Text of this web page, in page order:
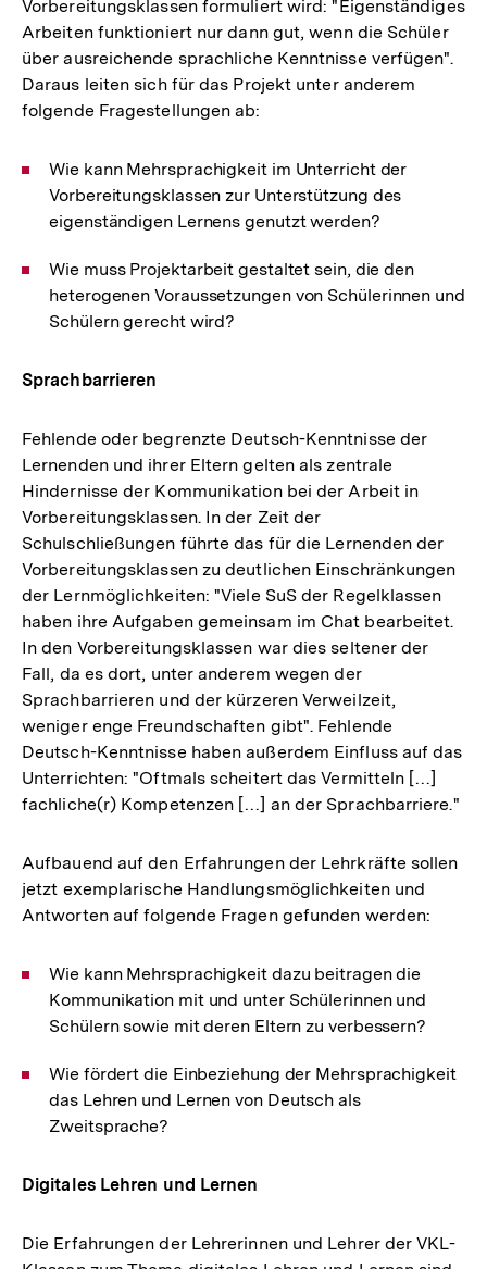
Vorbereitungsklassen formuliert wird: "Eigenständiges
Arbeiten funktioniert nur dann gut, wenn die Schüler
über ausreichende sprachliche Kenntnisse verfügen".
Daraus leiten sich für das Projekt unter anderem
folgende Fragestellungen ab:
Wie kann Mehrsprachigkeit im Unterricht der
Vorbereitungsklassen zur Unterstützung des
eigenständigen Lernens genutzt werden?
Wie muss Projektarbeit gestaltet sein, die den
heterogenen Voraussetzungen von Schülerinnen und
Schülern gerecht wird?
Sprachbarrieren
Fehlende oder begrenzte Deutsch-Kenntnisse der
Lernenden und ihrer Eltern gelten als zentrale
Hindernisse der Kommunikation bei der Arbeit in
Vorbereitungsklassen. In der Zeit der
Schulschließungen führte das für die Lernenden der
Vorbereitungsklassen zu deutlichen Einschränkungen
der Lernmöglichkeiten: "Viele SuS der Regelklassen
haben ihre Aufgaben gemeinsam im Chat bearbeitet.
In den Vorbereitungsklassen war dies seltener der
Fall, da es dort, unter anderem wegen der
Sprachbarrieren und der kürzeren Verweilzeit,
weniger enge Freundschaften gibt". Fehlende
Deutsch-Kenntnisse haben außerdem Einfluss auf das
Unterrichten: "Oftmals scheitert das Vermitteln […]
fachliche(r) Kompetenzen […] an der Sprachbarriere."
Aufbauend auf den Erfahrungen der Lehrkräfte sollen
jetzt exemplarische Handlungsmöglichkeiten und
Antworten auf folgende Fragen gefunden werden:
Wie kann Mehrsprachigkeit dazu beitragen die
Kommunikation mit und unter Schülerinnen und
Schülern sowie mit deren Eltern zu verbessern?
Wie fördert die Einbeziehung der Mehrsprachigkeit
das Lehren und Lernen von Deutsch als
Zweitsprache?
Digitales Lehren und Lernen
Die Erfahrungen der Lehrerinnen und Lehrer der VKL-